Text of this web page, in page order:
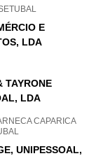
E
LDA
TAYRONE
LDA
CAPARICA
UNIPESSOAL,